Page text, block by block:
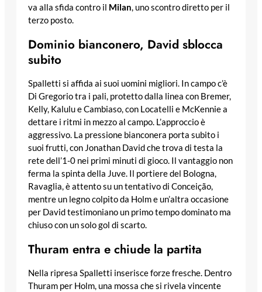
va alla sfida contro il Milan, uno scontro diretto per il
terzo posto.
Dominio bianconero, David sblocca
subito
Spalletti si affida ai suoi uomini migliori. In campo c’è
Di Gregorio tra i pali, protetto dalla linea con Bremer,
Kelly, Kalulu e Cambiaso, con Locatelli e McKennie a
dettare i ritmi in mezzo al campo. L’approccio è
aggressivo. La pressione bianconera porta subito i
suoi frutti, con Jonathan David che trova di testa la
rete dell’1-0 nei primi minuti di gioco. Il vantaggio non
ferma la spinta della Juve. Il portiere del Bologna,
Ravaglia, è attento su un tentativo di Conceição,
mentre un legno colpito da Holm e un’altra occasione
per David testimoniano un primo tempo dominato ma
chiuso con un solo gol di scarto.
Thuram entra e chiude la partita
Nella ripresa Spalletti inserisce forze fresche. Dentro
Thuram per Holm, una mossa che si rivela vincente